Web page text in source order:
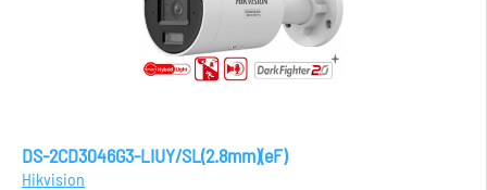
DS-2CD3046G3-LIUY/SL(2.8mm)(eF)
Hikvision